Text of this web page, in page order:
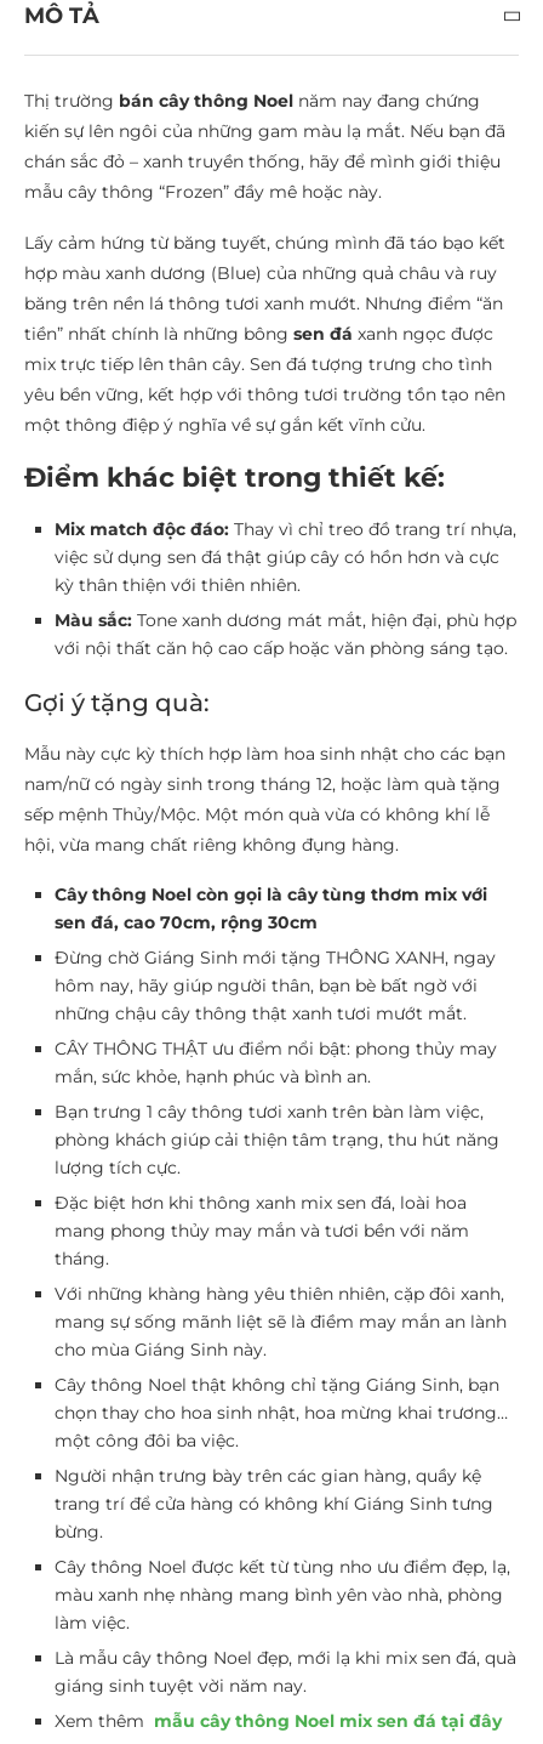
MÔ TẢ
Thị trường bán cây thông Noel năm nay đang chứng
kiến sự lên ngôi của những gam màu lạ mắt. Nếu bạn đã
chán sắc đỏ – xanh truyền thống, hãy để mình giới thiệu
mẫu cây thông “Frozen” đầy mê hoặc này.
Lấy cảm hứng từ băng tuyết, chúng mình đã táo bạo kết
hợp màu xanh dương (Blue) của những quả châu và ruy
băng trên nền lá thông tươi xanh mướt. Nhưng điểm “ăn
tiền” nhất chính là những bông sen đá xanh ngọc được
mix trực tiếp lên thân cây. Sen đá tượng trưng cho tình
yêu bền vững, kết hợp với thông tươi trường tồn tạo nên
một thông điệp ý nghĩa về sự gắn kết vĩnh cửu.
Điểm khác biệt trong thiết kế:
Mix match độc đáo: Thay vì chỉ treo đồ trang trí nhựa,
việc sử dụng sen đá thật giúp cây có hồn hơn và cực
kỳ thân thiện với thiên nhiên.
Màu sắc: Tone xanh dương mát mắt, hiện đại, phù hợp
với nội thất căn hộ cao cấp hoặc văn phòng sáng tạo.
Gợi ý tặng quà:
Mẫu này cực kỳ thích hợp làm hoa sinh nhật cho các bạn
nam/nữ có ngày sinh trong tháng 12, hoặc làm quà tặng
sếp mệnh Thủy/Mộc. Một món quà vừa có không khí lễ
hội, vừa mang chất riêng không đụng hàng.
Cây thông Noel còn gọi là cây tùng thơm mix với
sen đá, cao 70cm, rộng 30cm
Đừng chờ Giáng Sinh mới tặng THÔNG XANH, ngay
hôm nay, hãy giúp người thân, bạn bè bất ngờ với
những chậu cây thông thật xanh tươi mướt mắt.
CÂY THÔNG THẬT ưu điểm nổi bật: phong thủy may
mắn, sức khỏe, hạnh phúc và bình an.
Bạn trưng 1 cây thông tươi xanh trên bàn làm việc,
phòng khách giúp cải thiện tâm trạng, thu hút năng
lượng tích cực.
Đặc biệt hơn khi thông xanh mix sen đá, loài hoa
mang phong thủy may mắn và tươi bền với năm
tháng.
Với những khàng hàng yêu thiên nhiên, cặp đôi xanh,
mang sự sống mãnh liệt sẽ là điềm may mắn an lành
cho mùa Giáng Sinh này.
Cây thông Noel thật không chỉ tặng Giáng Sinh, bạn
chọn thay cho hoa sinh nhật, hoa mừng khai trương…
một công đôi ba việc.
Người nhận trưng bày trên các gian hàng, quầy kệ
trang trí để cửa hàng có không khí Giáng Sinh tưng
bừng.
Cây thông Noel được kết từ tùng nho ưu điểm đẹp, lạ,
màu xanh nhẹ nhàng mang bình yên vào nhà, phòng
làm việc.
Là mẫu cây thông Noel đẹp, mới lạ khi mix sen đá, quà
giáng sinh tuyệt vời năm nay.
Xem thêm mẫu cây thông Noel mix sen đá tại đây